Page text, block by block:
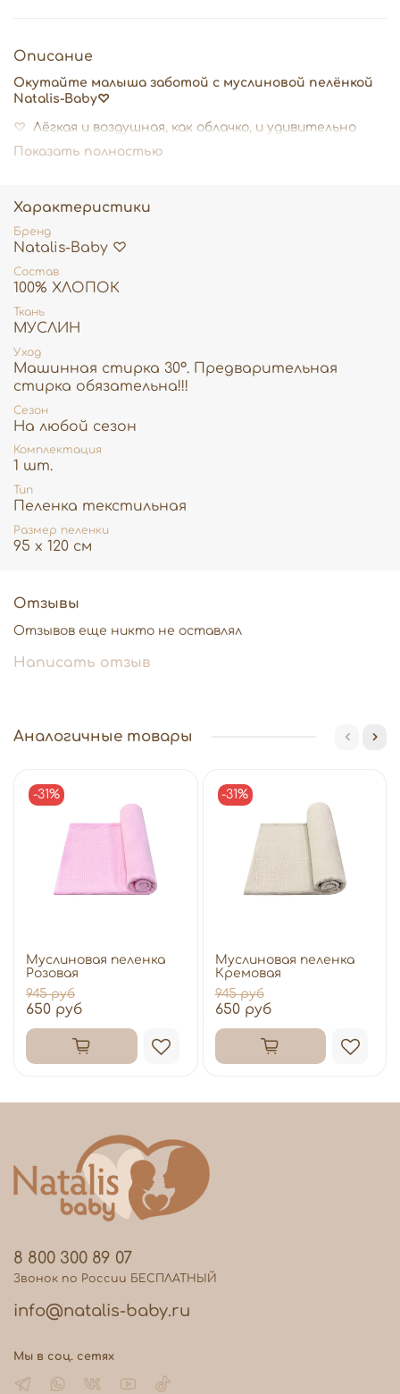
Описание
Окутайте малыша заботой с муслиновой пелёнкой
Natalis-Baby♡
♡ Лёгкая и воздушная, как облачко, и удивительно
мягкая — она создана из 100% натурального хлопка,
обеспечивает превосходную воздухопроницаемость,
Быстро сохнет, не теряет мягкости и сохраняет
яркость цвета даже после многократных стирок.
♡
становится вашим незаменимым
помощником: удобно использовать для пеленания, как
простынку в кроватку или коляску, легкий плед или
полотенце.
Natalis-Baby♡
вашего малыша с первых дней жизни.
Показать полностью
Характеристики
Бренд
Natalis-Baby ♡
Состав
100% ХЛОПОК
Ткань
МУСЛИН
Уход
Машинная стирка 30°. Предварительная
стирка обязательна!!!
Сезон
На любой сезон
Комплектация
1 шт.
Тип
Пеленка текстильная
Размер пеленки
95 х 120 см
Отзывы
Отзывов еще никто не оставлял
Написать отзыв
Аналогичные товары
-31%
Муслиновая пеленка
Розовая
945 руб
650 руб
-31%
Муслиновая пеленка
Кремовая
945 руб
650 руб
8 800 300 89 07
Звонок по России БЕСПЛАТНЫЙ
info@natalis-baby.ru
Мы в соц. сетях